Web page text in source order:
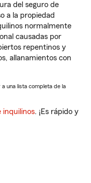
del seguro de
a la propiedad
normalmente
causadas por
repentinos y
allanamientos con
una lista completa de la
inquilinos. ¡Es rápido y